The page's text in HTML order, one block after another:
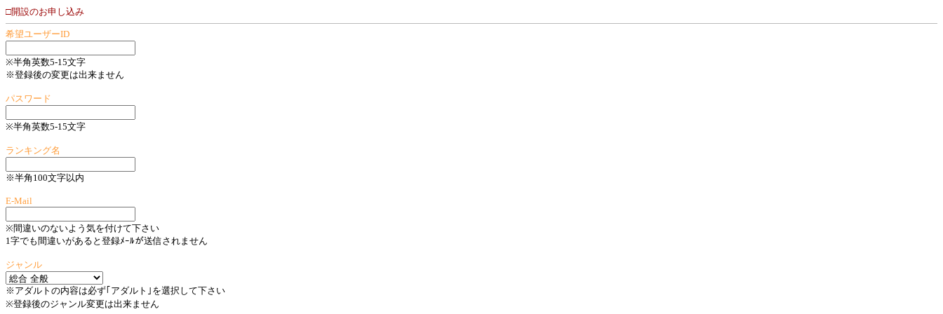
□開設のお申し込み
希望ユーザーID
※半角英数5-15文字
※登録後の変更は出来ません
パスワード
※半角英数5-15文字
ランキング名
※半角100文字以内
E-Mail
※間違いのないよう気を付けて下さい
1字でも間違いがあると登録ﾒｰﾙが送信されません
ジャンル
※アダルトの内容は必ず｢アダルト｣を選択して下さい
※登録後のジャンル変更は出来ません